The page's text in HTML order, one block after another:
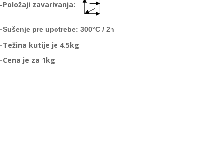
-Položaji zavarivanja:
-Sušenje pre upotrebe: 300°C / 2h
-Težina kutije je 4.5kg
-Cena je za 1kg